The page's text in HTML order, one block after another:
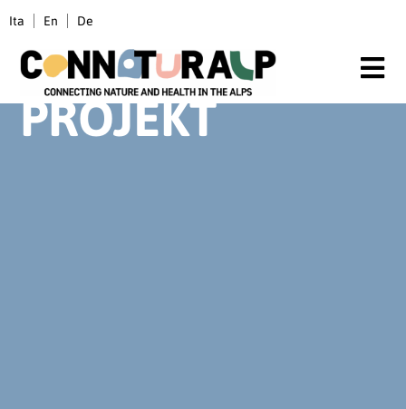
springen
springen
Ita En De
PROJEKT